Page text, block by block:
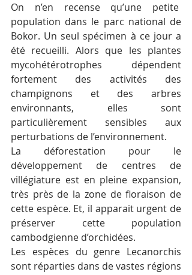
On n’en recense qu’une petite
population dans le parc national de
Bokor. Un seul spécimen à ce jour a
été recueilli. Alors que les plantes
mycohétérotrophes dépendent
fortement des activités des
champignons et des arbres
environnants, elles sont
particulièrement sensibles aux
perturbations de l’environnement.
La déforestation pour le
développement de centres de
villégiature est en pleine expansion,
très près de la zone de floraison de
cette espèce. Et, il apparait urgent de
préserver cette population
cambodgienne d’orchidées.
Les espèces du genre Lecanorchis
sont réparties dans de vastes régions